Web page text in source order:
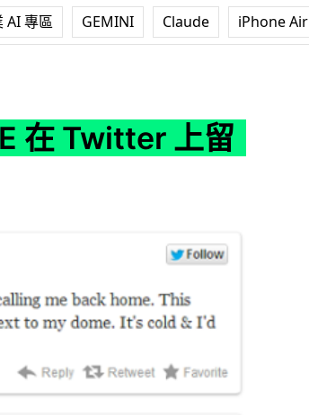
AI 專區 GEMINI Claude iPhone Air
在 Twitter 上留